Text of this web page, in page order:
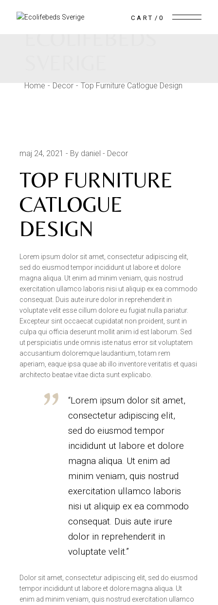
CART 0
ECOLIFEBEDS
Home Decor Top Furniture Catlogue Design
maj 24, 2021 By daniel Decor
TOP FURNITURE
CATLOGUE
DESIGN
Lorem ipsum dolor sit amet, consectetur adipiscing elit,
sed do eiusmod tempor incididunt ut labore et dolore
magna aliqua. Ut enim ad minim veniam, quis nostrud
exercitation ullamco laboris nisi ut aliquip ex ea commodo
consequat. Duis aute irure dolor in reprehenderit in
voluptate velit esse cillum dolore eu fugiat nulla pariatur.
Excepteur sint occaecat cupidatat non proident, sunt in
culpa qui officia deserunt mollit anim id est laborum. Sed
ut perspiciatis unde omnis iste natus error sit voluptatem
accusantium doloremque laudantium, totam rem
aperiam, eaque ipsa quae ab illo inventore veritatis et quasi
architecto beatae vitae dicta sunt explicabo.
“Lorem ipsum dolor sit amet,
consectetur adipiscing elit,
sed do eiusmod tempor
incididunt ut labore et dolore
magna aliqua. Ut enim ad
minim veniam, quis nostrud
exercitation ullamco laboris
nisi ut aliquip ex ea commodo
consequat. Duis aute irure
dolor in reprehenderit in
voluptate velit.”
Dolor sit amet, consectetur adipiscing elit, sed do eiusmod
tempor incididunt ut labore et dolore magna aliqua. Ut
enim ad minim veniam, quis nostrud exercitation ullamco